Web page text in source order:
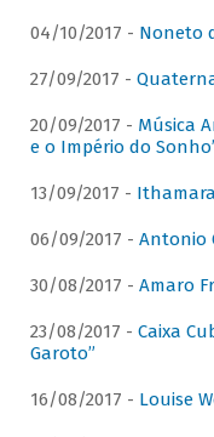
04/10/2017 - Noneto
27/09/2017 -
20/09/2017 - Música
e o Império do
13/09/2017 - Ithamara
06/09/2017 - Antonio
30/08/2017 - Amaro
23/08/2017 - Caixa
Garoto”
16/08/2017 - Louise